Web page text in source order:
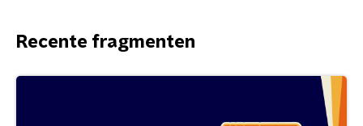
Recente fragmenten